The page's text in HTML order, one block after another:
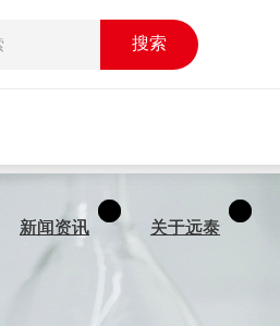
搜索
新闻资讯 关于远泰
搜索
新闻资讯 关于远泰